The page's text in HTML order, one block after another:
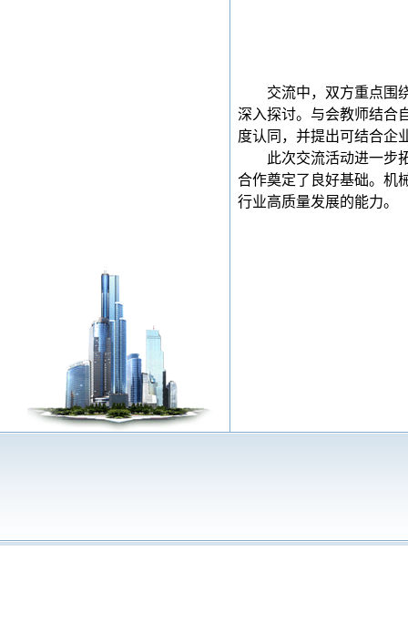
交流中，双方重点围
深入探讨。与会教师结合
度认同，并提出可结合企
此次交流活动进一步
合作奠定了良好基础。机
行业高质量发展的能力。